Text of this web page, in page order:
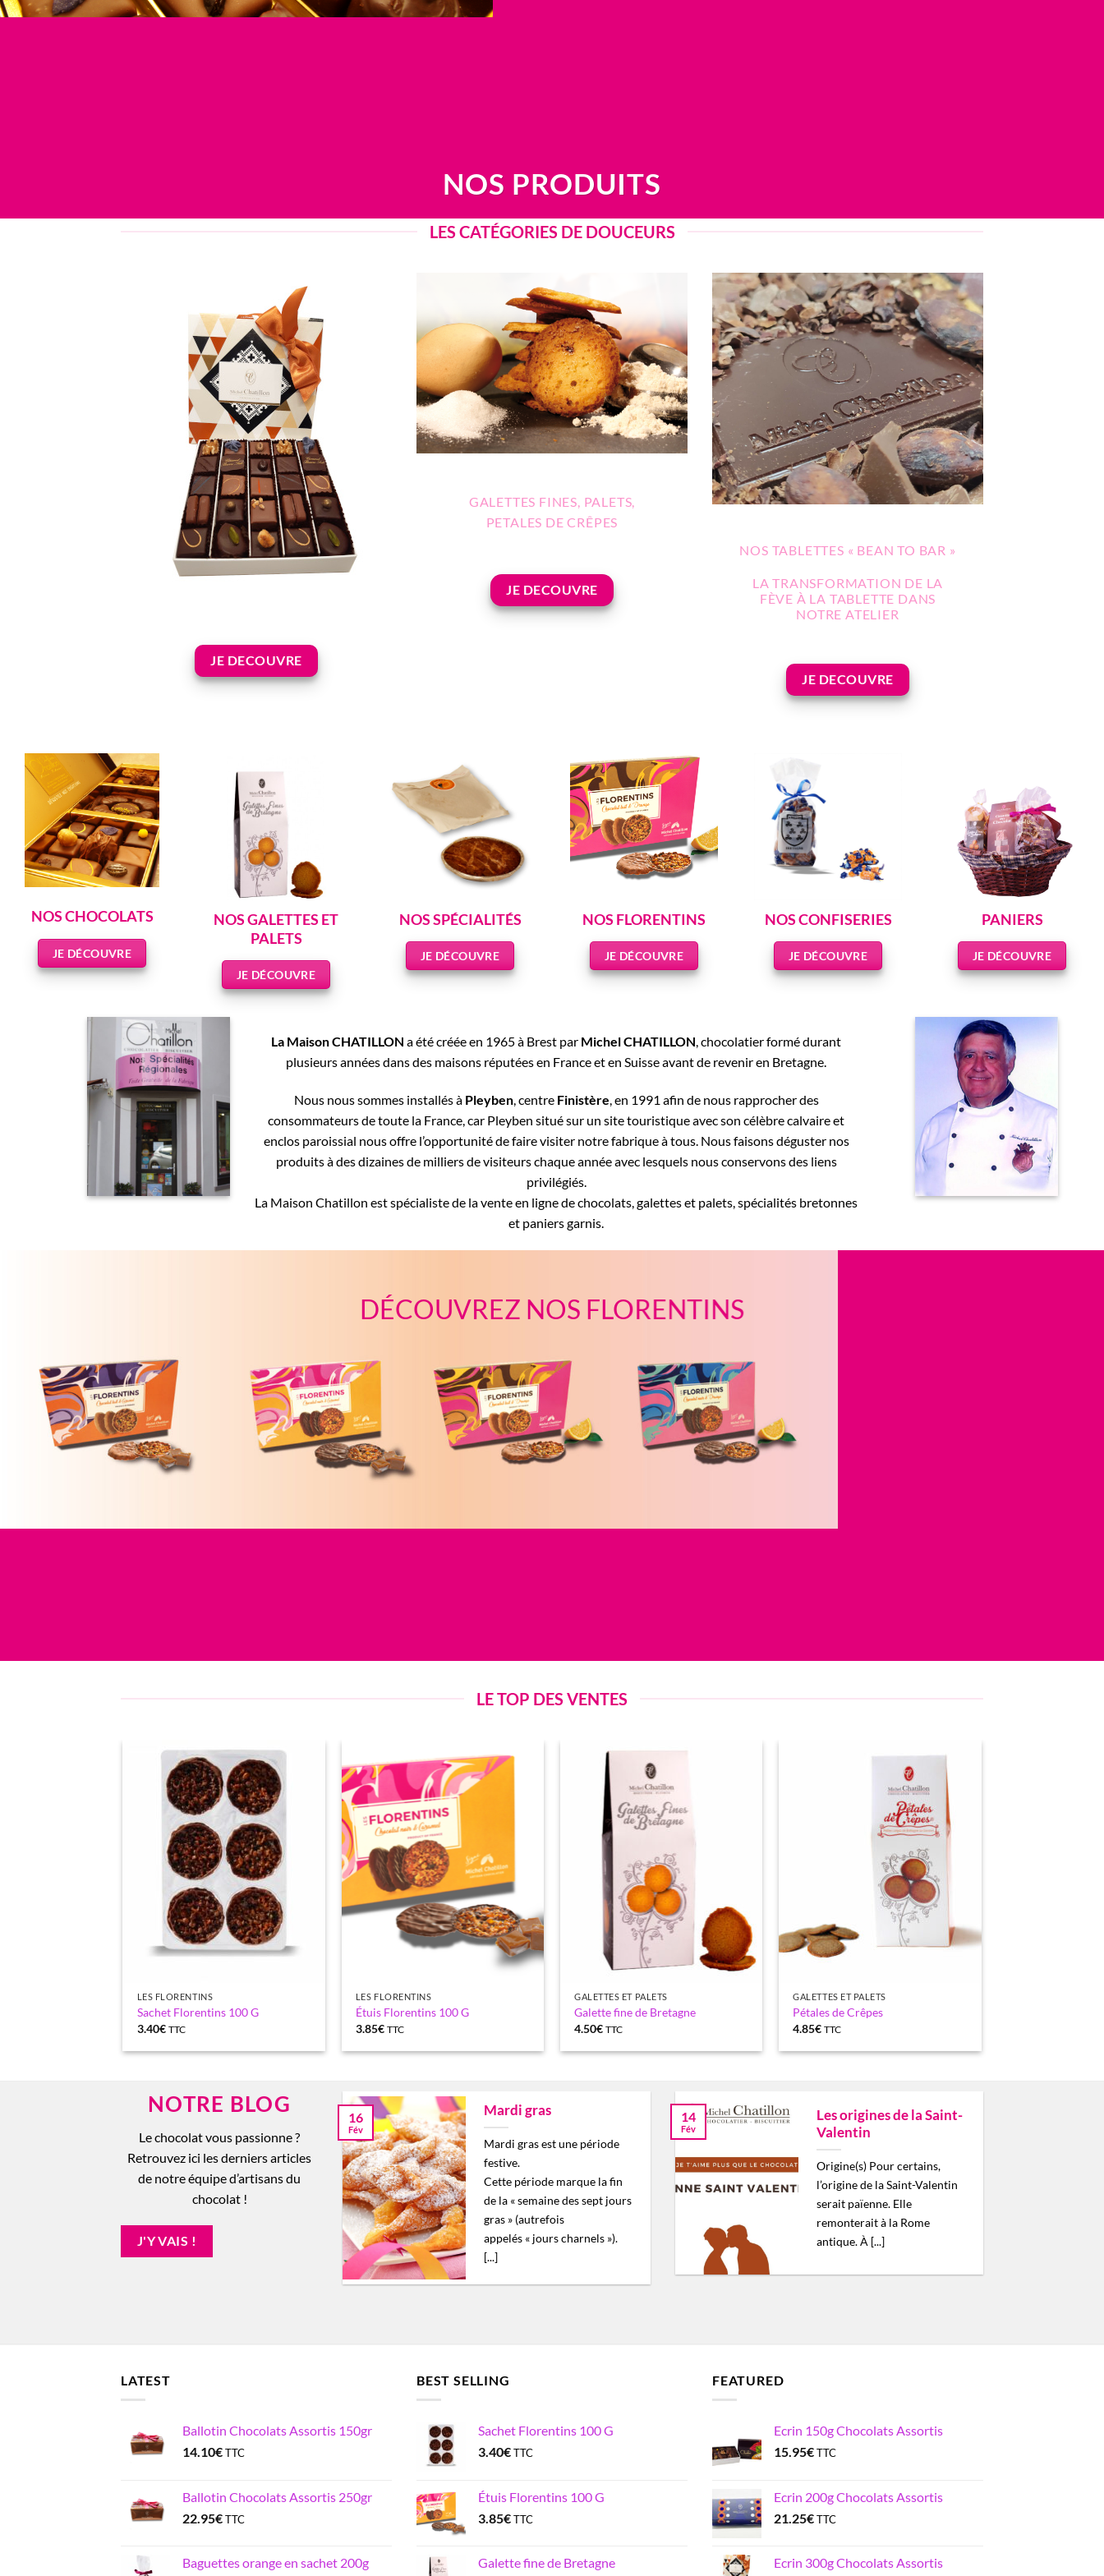
NOS PRODUITS
LES CATÉGORIES DE DOUCEURS
JE DECOUVRE
GALETTES FINES, PALETS,
PETALES DE CRÊPES
JE DECOUVRE
NOS TABLETTES « BEAN TO BAR »
LA TRANSFORMATION DE LA
FÈVE À LA TABLETTE DANS
NOTRE ATELIER
JE DECOUVRE
NOS CHOCOLATS
JE DÉCOUVRE
NOS GALETTES ET
PALETS
JE DÉCOUVRE
NOS SPÉCIALITÉS
JE DÉCOUVRE
NOS FLORENTINS
JE DÉCOUVRE
NOS CONFISERIES
JE DÉCOUVRE
PANIERS
JE DÉCOUVRE
La Maison CHATILLON a été créée en 1965 à Brest par Michel CHATILLON, chocolatier formé durant
plusieurs années dans des maisons réputées en France et en Suisse avant de revenir en Bretagne.
Nous nous sommes installés à Pleyben, centre Finistère, en 1991 afin de nous rapprocher des
consommateurs de toute la France, car Pleyben situé sur un site touristique avec son célèbre calvaire et
enclos paroissial nous offre l’opportunité de faire visiter notre fabrique à tous. Nous faisons déguster nos
produits à des dizaines de milliers de visiteurs chaque année avec lesquels nous conservons des liens
privilégiés.
La Maison Chatillon est spécialiste de la vente en ligne de chocolats, galettes et palets, spécialités bretonnes
et paniers garnis.
DÉCOUVREZ NOS FLORENTINS
LE TOP DES VENTES
LES FLORENTINS
Sachet Florentins 100 G
3.40€ TTC
LES FLORENTINS
Étuis Florentins 100 G
3.85€ TTC
GALETTES ET PALETS
Galette fine de Bretagne
4.50€ TTC
GALETTES ET PALETS
Pétales de Crêpes
4.85€ TTC
NOTRE BLOG
Le chocolat vous passionne ?
Retrouvez ici les derniers articles
de notre équipe d’artisans du
chocolat !
J'Y VAIS !
Mardi gras
Mardi gras est une période
festive.
Cette période marque la fin
de la « semaine des sept jours
gras » (autrefois
appelés « jours charnels »).
[...]
16
Fév
Les origines de la Saint-
Valentin
Origine(s) Pour certains,
l’origine de la Saint-Valentin
serait païenne. Elle
remonterait à la Rome
antique. À [...]
14
Fév
lâcher sur le chocolat !
Le chocolat noir et ses dix
meilleurs bienfaits La
LATEST
Ballotin Chocolats Assortis 150gr
14.10€TTC
Ballotin Chocolats Assortis 250gr
22.95€TTC
Baguettes orange en sachet 200g
BEST SELLING
Sachet Florentins 100 G
3.40€TTC
Étuis Florentins 100 G
3.85€TTC
Galette fine de Bretagne
FEATURED
Ecrin 150g Chocolats Assortis
15.95€TTC
Ecrin 200g Chocolats Assortis
21.25€TTC
Ecrin 300g Chocolats Assortis